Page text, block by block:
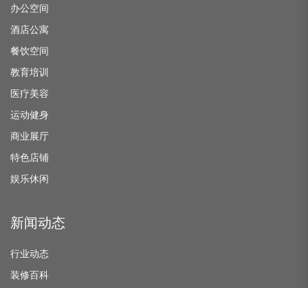
办公空间
酒店公寓
餐饮空间
教育培训
医疗美容
运动健身
商业展厅
特色店铺
娱乐休闲
新闻动态
行业动态
装修百科